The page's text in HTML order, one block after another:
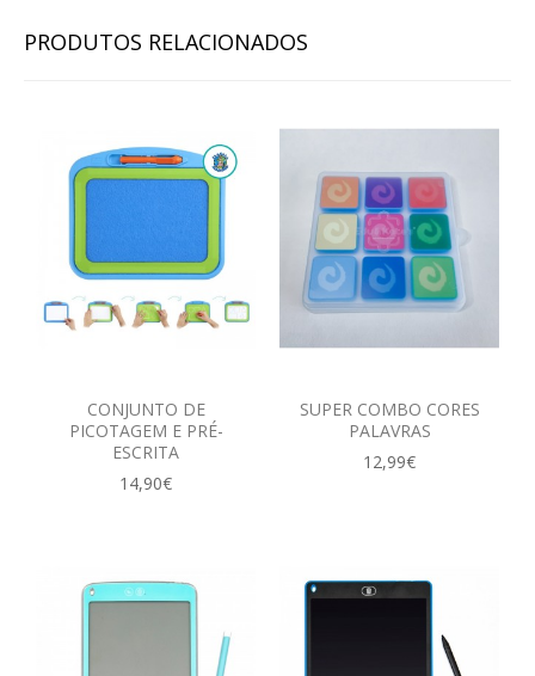
PRODUTOS RELACIONADOS
CONJUNTO DE
PICOTAGEM E PRÉ-
ESCRITA
14,90€
SUPER COMBO CORES
PALAVRAS
12,99€